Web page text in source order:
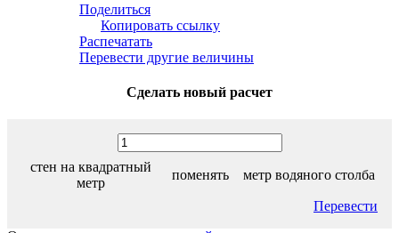
Поделиться
Копировать ссылку
Распечатать
Перевести другие величины
Сделать новый расчет
стен на квадратный
метр
поменять метр водяного столба
Перевести